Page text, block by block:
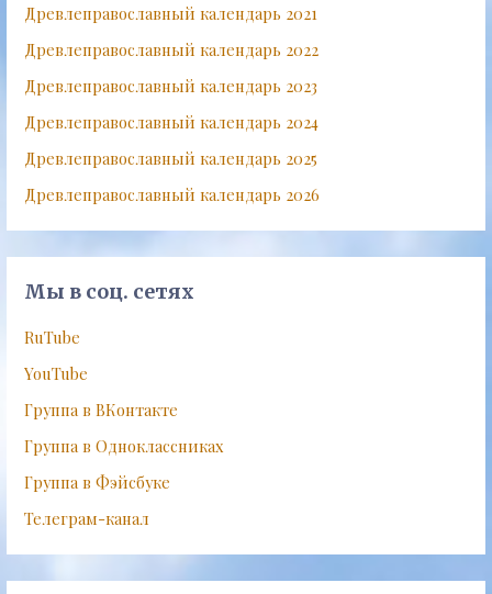
Древлеправославный календарь 2021
Древлеправославный календарь 2022
Древлеправославный календарь 2023
Древлеправославный календарь 2024
Древлеправославный календарь 2025
Древлеправославный календарь 2026
Мы в соц. сетях
RuTube
YouTube
Группа в ВКонтакте
Группа в Одноклассниках
Группа в Фэйсбуке
Телеграм-канал